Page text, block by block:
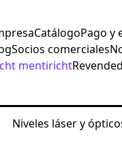
CatálogoPago y
Socios comerciales
mentiricht
Niveles láser y
de la red